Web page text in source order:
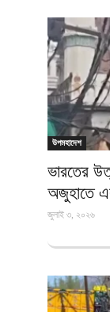
উপমহাদেশ
‎ভারতের
অজুহাতে
জুলাই ৩, ২০২৬